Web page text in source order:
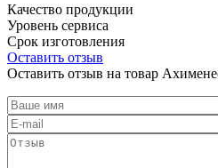
Качество продукции
Уровень сервиса
Срок изготовления
Оставить отзыв
Оставить отзыв на товар